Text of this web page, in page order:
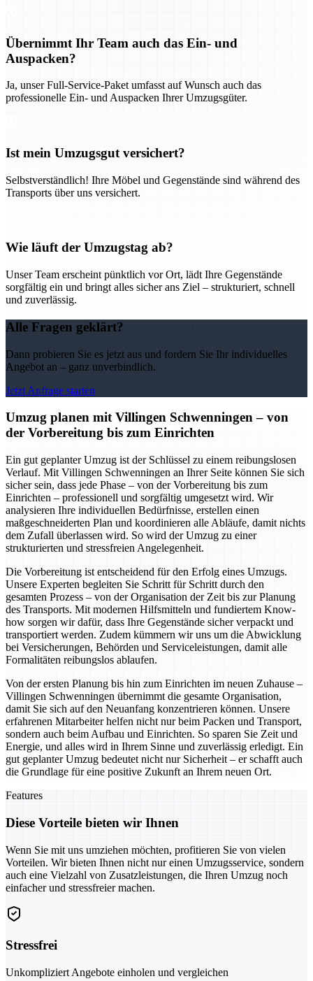
Übernimmt Ihr Team auch das Ein- und
Auspacken?
Ja, unser Full-Service-Paket umfasst auf Wunsch auch das
professionelle Ein- und Auspacken Ihrer Umzugsgüter.
Ist mein Umzugsgut versichert?
Selbstverständlich! Ihre Möbel und Gegenstände sind während des
Transports über uns versichert.
Wie läuft der Umzugstag ab?
Unser Team erscheint pünktlich vor Ort, lädt Ihre Gegenstände
sorgfältig ein und bringt alles sicher ans Ziel – strukturiert, schnell
und zuverlässig.
Alle Fragen geklärt?
Dann probieren Sie es jetzt aus und fordern Sie Ihr individuelles
Angebot an – ganz unverbindlich.
Jetzt Anfrage starten
Umzug planen mit Villingen Schwenningen – von
der Vorbereitung bis zum Einrichten
Ein gut geplanter Umzug ist der Schlüssel zu einem reibungslosen
Verlauf. Mit Villingen Schwenningen an Ihrer Seite können Sie sich
sicher sein, dass jede Phase – von der Vorbereitung bis zum
Einrichten – professionell und sorgfältig umgesetzt wird. Wir
analysieren Ihre individuellen Bedürfnisse, erstellen einen
maßgeschneiderten Plan und koordinieren alle Abläufe, damit nichts
dem Zufall überlassen wird. So wird der Umzug zu einer
strukturierten und stressfreien Angelegenheit.
Die Vorbereitung ist entscheidend für den Erfolg eines Umzugs.
Unsere Experten begleiten Sie Schritt für Schritt durch den
gesamten Prozess – von der Organisation der Zeit bis zur Planung
des Transports. Mit modernen Hilfsmitteln und fundiertem Know-
how sorgen wir dafür, dass Ihre Gegenstände sicher verpackt und
transportiert werden. Zudem kümmern wir uns um die Abwicklung
bei Versicherungen, Behörden und Serviceleistungen, damit alle
Formalitäten reibungslos ablaufen.
Von der ersten Planung bis hin zum Einrichten im neuen Zuhause –
Villingen Schwenningen übernimmt die gesamte Organisation,
damit Sie sich auf den Neuanfang konzentrieren können. Unsere
erfahrenen Mitarbeiter helfen nicht nur beim Packen und Transport,
sondern auch beim Aufbau und Einrichten. So sparen Sie Zeit und
Energie, und alles wird in Ihrem Sinne und zuverlässig erledigt. Ein
gut geplanter Umzug bedeutet nicht nur Sicherheit – er schafft auch
die Grundlage für eine positive Zukunft an Ihrem neuen Ort.
Features
Diese Vorteile bieten wir Ihnen
Wenn Sie mit uns umziehen möchten, profitieren Sie von vielen
Vorteilen. Wir bieten Ihnen nicht nur einen Umzugsservice, sondern
auch eine Vielzahl von Zusatzleistungen, die Ihren Umzug noch
einfacher und stressfreier machen.
Stressfrei
Unkompliziert Angebote einholen und vergleichen